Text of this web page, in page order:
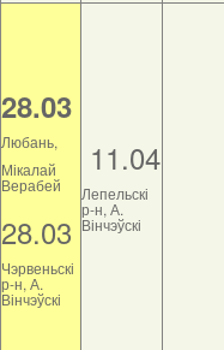
28.03
Любань,
Мікалай
Верабей
28.03
Чэрвеньскі
р-н, А.
Вінчэўскі
11.04
Лепельскі
р-н, А.
Вінчэўскі